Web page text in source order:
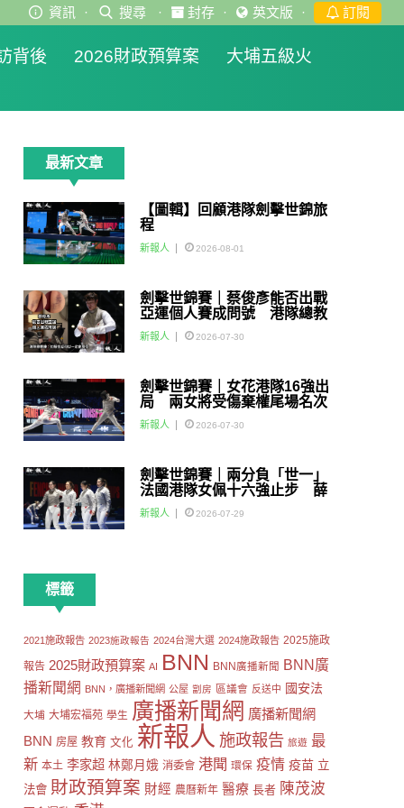
資訊 · 搜尋 · 封存 · 英文版 · 訂閱
背後 2026財政預算案
大埔五級火
最新文章
【圖輯】回顧港隊劍擊世錦旅
程
新報人 2026-08-01
劍擊世錦賽｜蔡俊彥能否出戰
亞運個人賽成問號 港隊總教
練：如醫生話可以一定會用佢
新報人 2026-07-30
劍擊世錦賽｜女花港隊16強出
局 兩女將受傷棄權尾場名次
賽
新報人 2026-07-30
劍擊世錦賽｜兩分負「世一」
法國港隊女佩十六強止步 薛
雅齊：我好有信心我哋可以做
到世界級嘅Team
新報人 2026-07-29
標籤
2021施政報告 2023施政報告 2024台灣大選 2024施政報告 2025施政
報告 2025財政預算案 AI BNN BNN廣播新聞
BNN廣
播新聞網 BNN，廣播新聞網 公屋 劏房 區議會 反送中 國安法
大埔 大埔宏福苑 學生 廣播新聞網 廣播新聞網
BNN 房屋 教育 文化 新報人 施政報告 旅遊 最
新 本土 李家超 林鄭月娥 消委會 港聞 環保 疫情 疫苗 立
法會 財政預算案 財經 農曆新年 醫療 長者 陳茂波